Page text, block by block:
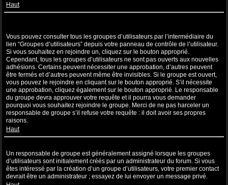
Haut
Vous pouvez consulter tous les groupes d’utilisateurs par l’intermédiaire du
lien “Groupes d’utilisateurs” depuis votre panneau de contrôle de l’utilisateur.
Si vous souhaitez en rejoindre un, cliquez sur le bouton approprié.
Cependant, tous les groupes d’utilisateurs ne sont pas ouverts aux nouvelles
adhésions. Certains peuvent nécessiter une approbation, d’autres peuvent
être fermés et d’autres peuvent même être invisibles. Si le groupe est ouvert,
vous pouvez le rejoindre en cliquant sur le bouton approprié. S’il nécessite
une approbation, cliquez également sur le bouton approprié. Le responsable
du groupe devra approuver votre requête et il pourra vous demander
pourquoi vous souhaitez rejoindre le groupe. Merci de ne pas harceler un
responsable de groupe s’il refuse votre requête : il doit avoir ses propres
raisons.
Haut
Un responsable de groupe est généralement assigné lorsque les groupes
d’utilisateurs sont initialement créés par un administrateur du forum. Si vous
êtes intéressé par la création d’un groupe d’utilisateurs, votre premier contact
devrait être un administrateur ; essayez de lui envoyer un message privé.